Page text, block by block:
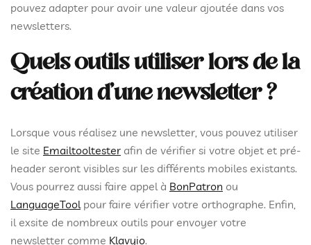
pouvez adapter pour avoir une valeur ajoutée dans vos
newsletters.
Quels outils utiliser lors de la
création d’une newsletter ?
Lorsque vous réalisez une newsletter, vous pouvez utiliser
le site Emailtooltester afin de vérifier si votre objet et pré-
header seront visibles sur les différents mobiles existants.
Vous pourrez aussi faire appel à BonPatron ou
LanguageToolpour faire vérifier votre orthographe. Enfin,
il exsite de nombreux outils pour envoyer votre
newsletter comme Klavyio.